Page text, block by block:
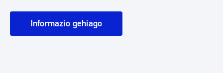
Informazio gehiago